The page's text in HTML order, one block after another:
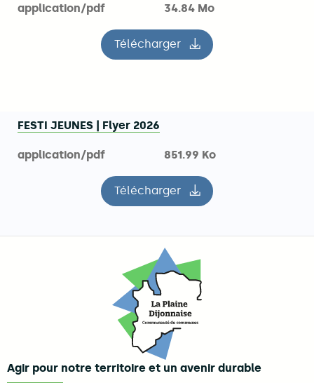
application/pdf 34.84 Mo
Télécharger
le fichier FESTI JEUNES |
FESTI JEUNES | Flyer 2026
application/pdf 851.99 Ko
Télécharger
le fichier FESTI JEUNES |
Agir pour notre territoire et un avenir durable